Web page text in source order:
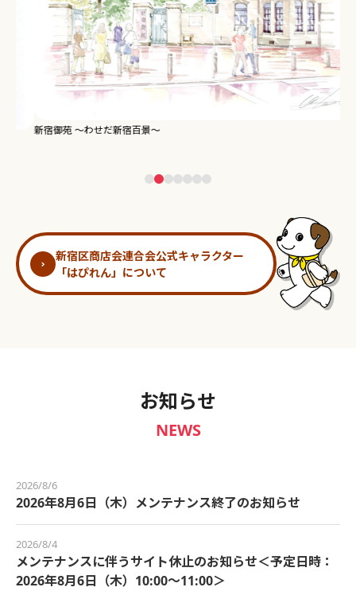
新宿御苑 ～わせだ新宿百景～
新宿区商店会連合会公式キャラクター
「はぴれん」について
お知らせ
NEWS
2026/8/6
2026年8月6日（木）メンテナンス終了のお知らせ
2026/8/4
メンテナンスに伴うサイト休止のお知らせ＜予定日時：
2026年8月6日（木）10:00～11:00＞